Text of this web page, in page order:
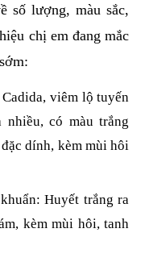
số lượng, màu sắc,
chị em đang mắc
viêm lộ tuyến
có màu trắng
dính, kèm mùi hôi
Huyết trắng ra
kèm mùi hôi, tanh